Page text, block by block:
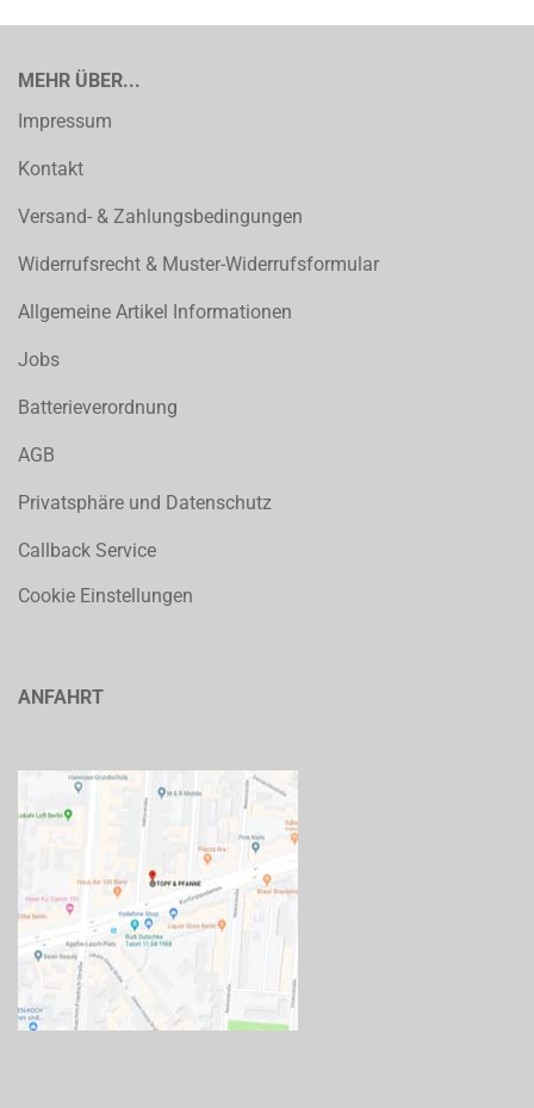
MEHR ÜBER...
Impressum
Kontakt
Versand- & Zahlungsbedingungen
Widerrufsrecht & Muster-Widerrufsformular
Allgemeine Artikel Informationen
Jobs
Batterieverordnung
AGB
Privatsphäre und Datenschutz
Callback Service
Cookie Einstellungen
ANFAHRT